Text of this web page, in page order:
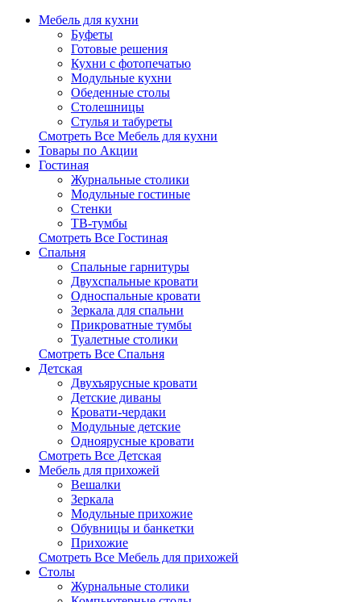
Мебель для кухни
Буфеты
Готовые решения
Кухни с фотопечатью
Модульные кухни
Обеденные столы
Столешницы
Стулья и табуреты
Смотреть Все Мебель для кухни
Товары по Акции
Гостиная
Журнальные столики
Модульные гостиные
Стенки
ТВ-тумбы
Смотреть Все Гостиная
Спальня
Спальные гарнитуры
Двухспальные кровати
Односпальные кровати
Зеркала для спальни
Прикроватные тумбы
Туалетные столики
Смотреть Все Спальня
Детская
Двухъярусные кровати
Детские диваны
Кровати-чердаки
Модульные детские
Одноярусные кровати
Смотреть Все Детская
Мебель для прихожей
Вешалки
Зеркала
Модульные прихожие
Обувницы и банкетки
Прихожие
Смотреть Все Мебель для прихожей
Столы
Журнальные столики